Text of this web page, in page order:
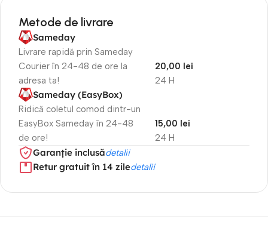
Metode de livrare
Sameday
Livrare rapidă prin Sameday
Courier în 24-48 de ore la
adresa ta!
24 H
20,00 lei
Sameday (EasyBox)
Ridică coletul comod dintr-un
EasyBox Sameday în 24-48
de ore!
24 H
15,00 lei
Garanție inclusădetalii
Retur gratuit în 14 ziledetalii